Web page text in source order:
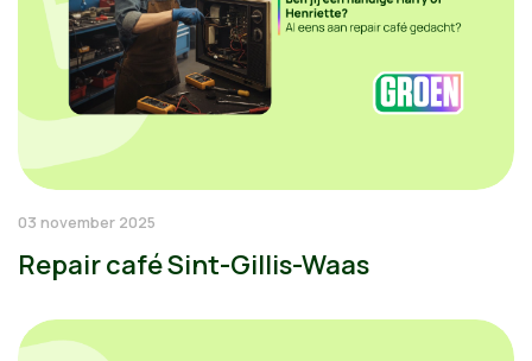
03 november 2025
Repair café Sint-Gillis-Waas